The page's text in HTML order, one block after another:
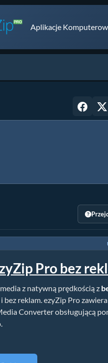
Aplikacje
Pro bez
z natywną prędkością z
i bez reklam. ezyZip Pro zawiera
Converter obsługującą